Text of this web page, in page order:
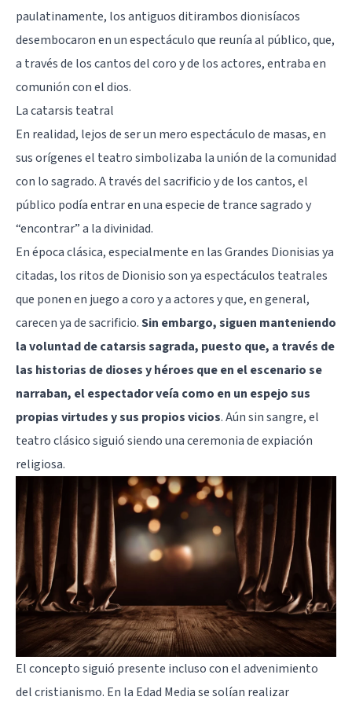
paulatinamente, los antiguos ditirambos dionisíacos
desembocaron en un espectáculo que reunía al público, que,
a través de los cantos del coro y de los actores, entraba en
comunión con el dios.
La catarsis teatral
En realidad, lejos de ser un mero espectáculo de masas, en
sus orígenes el teatro simbolizaba la unión de la comunidad
con lo sagrado. A través del sacrificio y de los cantos, el
público podía entrar en una especie de trance sagrado y
“encontrar” a la divinidad.
En época clásica, especialmente en las Grandes Dionisias ya
citadas, los ritos de Dionisio son ya espectáculos teatrales
que ponen en juego a coro y a actores y que, en general,
carecen ya de sacrificio.Sin embargo, siguen manteniendo
la voluntad de catarsis sagrada, puesto que, a través de
las historias de dioses y héroes que en el escenario se
narraban, el espectador veía como en un espejo sus
propias virtudes y sus propios vicios. Aún sin sangre, el
teatro clásico siguió siendo una ceremonia de expiación
religiosa.
El concepto siguió presente incluso con el advenimiento
del cristianismo. En la Edad Media se solían realizar